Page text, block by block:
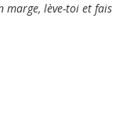
marge, lève-toi et fais